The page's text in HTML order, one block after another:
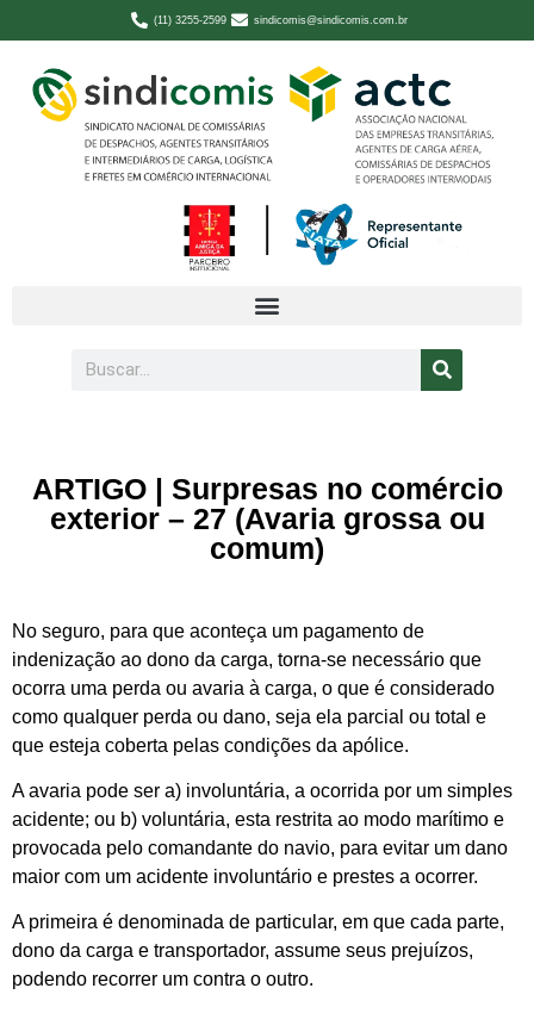
(11) 3255-2599 sindicomis@sindicomis.com.br
ARTIGO | Surpresas no comércio
exterior – 27 (Avaria grossa ou
comum)
No seguro, para que aconteça um pagamento de
indenização ao dono da carga, torna-se necessário que
ocorra uma perda ou avaria à carga, o que é considerado
como qualquer perda ou dano, seja ela parcial ou total e
que esteja coberta pelas condições da apólice.
A avaria pode ser a) involuntária, a ocorrida por um simples
acidente; ou b) voluntária, esta restrita ao modo marítimo e
provocada pelo comandante do navio, para evitar um dano
maior com um acidente involuntário e prestes a ocorrer.
A primeira é denominada de particular, em que cada parte,
dono da carga e transportador, assume seus prejuízos,
podendo recorrer um contra o outro.